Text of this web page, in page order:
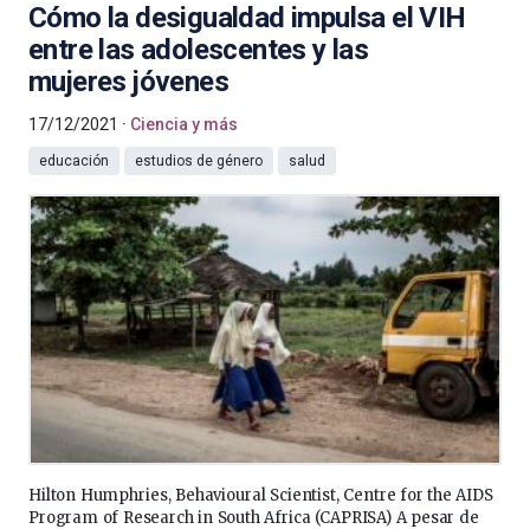
Cómo la desigualdad impulsa el VIH
entre las adolescentes y las
mujeres jóvenes
17/12/2021 Ciencia y más
educación estudios de género salud
Hilton Humphries, Behavioural Scientist, Centre for the AIDS
Program of Research in South Africa (CAPRISA) A pesar de